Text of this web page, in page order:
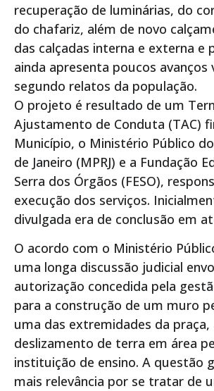
recuperação de luminárias, do
do chafariz, além de novo
das calçadas interna e externa e
ainda apresenta poucos avanços
segundo relatos da população.
O projeto é resultado de um
Ajustamento de Conduta (TAC)
Município, o Ministério Público
de Janeiro (MPRJ) e a Fundação
Serra dos Órgãos (FESO),
execução dos serviços.
divulgada era de conclusão em
O acordo com o Ministério
uma longa discussão judicial
autorização concedida pela
para a construção de um muro
uma das extremidades da praça,
deslizamento de terra em área
instituição de ensino. A questão
mais relevância por se tratar de